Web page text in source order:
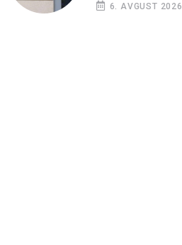
6. AVGUST 2026.